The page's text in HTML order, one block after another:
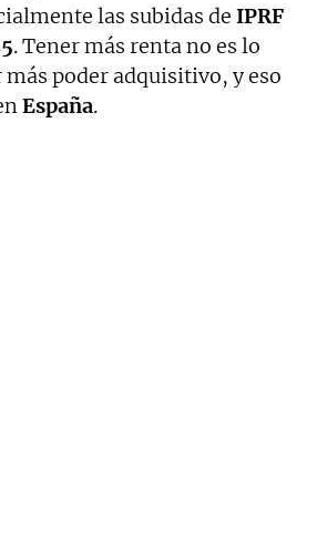
las subidas de IPRF
. Tener más renta no es lo
poder adquisitivo, y eso
España.